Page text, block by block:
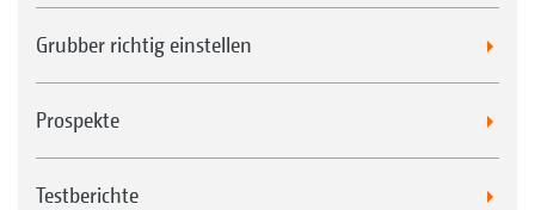
Grubber richtig einstellen
Prospekte
Testberichte